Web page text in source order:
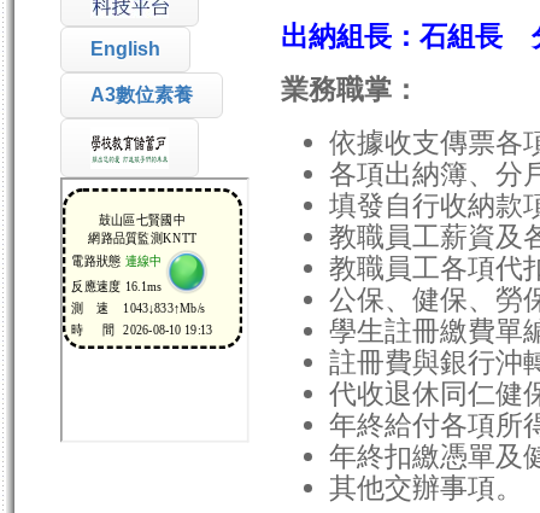
English
A3數位素養
出納組長：石組長
業務職掌：
依據收支傳票各
各項出納簿、分
填發自行收納款
教職員工薪資及
教職員工各項代
公保、健保、勞
學生註冊繳費單
註冊費與銀行沖
代收退休同仁健
年終給付各項所
年終扣繳憑單及
其他交辦事項。